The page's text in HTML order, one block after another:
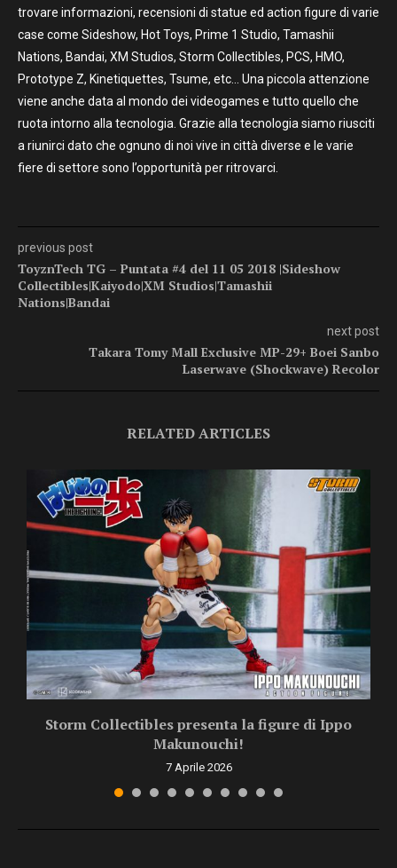
trovare informazioni, recensioni di statue ed action figure di varie
case come Sideshow, Hot Toys, Prime 1 Studio, Tamashii
Nations, Bandai, XM Studios, Storm Collectibles, PCS, HMO,
Prototype Z, Kinetiquettes, Tsume, etc… Una piccola attenzione
viene anche data al mondo dei videogames e tutto quello che
ruota intorno alla tecnologia. Grazie alla tecnologia siamo riusciti
a riunirci dato che ognuno di noi vive in città diverse e le varie
fiere di settore sono l’opportunità per ritrovarci.
previous post
ToyznTech TG – Puntata #4 del 11 05 2018 |Sideshow
Collectibles|Kaiyodo|XM Studios|Tamashii
Nations|Bandai
next post
Takara Tomy Mall Exclusive MP-29+ Boei Sanbo
Laserwave (Shockwave) Recolor
RELATED ARTICLES
Storm Collectibles presenta la figure di Ippo
Makunouchi!
7 Aprile 2026